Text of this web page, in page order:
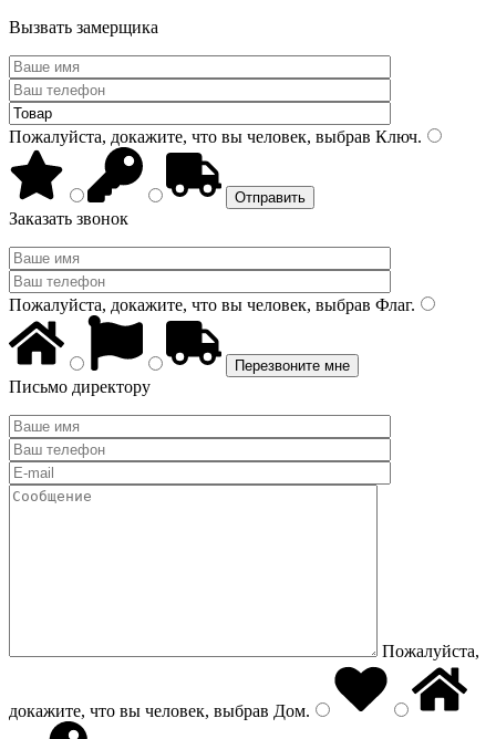
Вызвать замерщика
Пожалуйста, докажите, что вы человек, выбрав Ключ.
Заказать звонок
Пожалуйста, докажите, что вы человек, выбрав Флаг.
Письмо директору
Пожалуйста,
докажите, что вы человек, выбрав Дом.